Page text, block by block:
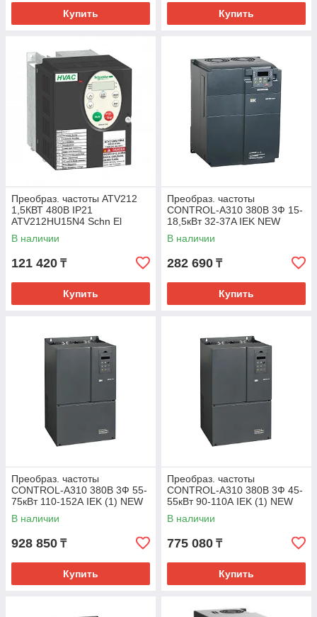
Купить Купить
Преобраз. частоты ATV212
1,5КВТ 480В IP21
ATV212HU15N4 Schn El
В наличии
121 420 ₸
Купить
Преобраз. частоты
CONTROL-A310 380В 3Ф 15-
18,5кВт 32-37A IEK NEW
В наличии
282 690 ₸
Купить
Преобраз. частоты
CONTROL-A310 380В 3Ф 55-
75кВт 110-152А IEK (1) NEW
В наличии
928 850 ₸
Купить
Преобраз. частоты
CONTROL-A310 380В 3Ф 45-
55кВт 90-110А IEK (1) NEW
В наличии
775 080 ₸
Купить